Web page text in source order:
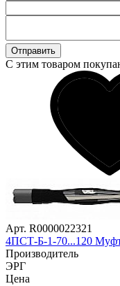
Отправить
С этим товаром
Арт. R0000022321
4ПСТ-Б-1-70...120
Производитель
ЭРГ
Цена